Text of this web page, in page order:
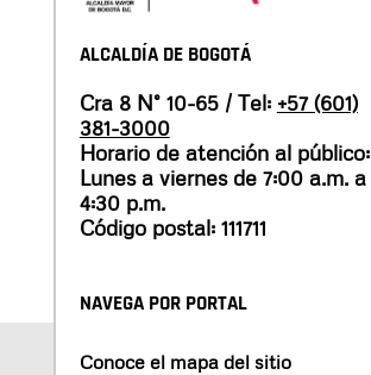
ALCALDÍA DE BOGOTÁ
Cra 8 N° 10-65 / Tel: +57 (601)
381-3000
Horario de atención al público:
Lunes a viernes de 7:00 a.m. a
4:30 p.m.
Código postal: 111711
NAVEGA POR PORTAL
Conoce el mapa del sitio